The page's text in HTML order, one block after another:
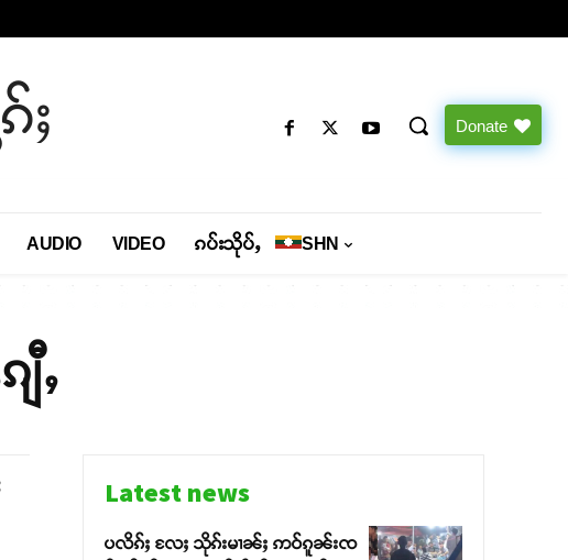
ႈ Donate
AUDIO VIDEO ၵပ်းသိုပ်ႇ SHN
ႇ
Latest news
ပလိၵ်ႈ လႄႈ သိုၵ်းမၢၼ်ႈ ဢဝ်ၵူၼ်းၸ